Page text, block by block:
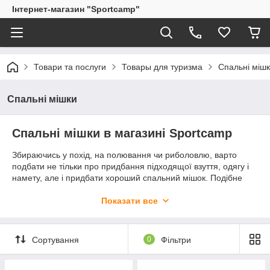
Інтернет-магазин "Sportcamp"
Товари та послуги Товары для туризма Спальні
Спальні мішки
Спальні мішки в магазині Sportcamp
Збираючись у похід, на полювання чи риболовлю, варто
подбати не тільки про придбання підходящої взуття, одягу і
намету, але і придбати хороший спальний мішок. Подібне
порівняно небагато місця і має малу вагу, зате його користь
наявності килимка не в силах захистити від
переохолодження, зате спальник впорається з цим
завданням запросто. Особливо корисні ці конструкції в
тривалих подорожах, що проходять в не найкращих
Показати все
Сортування 0 Фільтри